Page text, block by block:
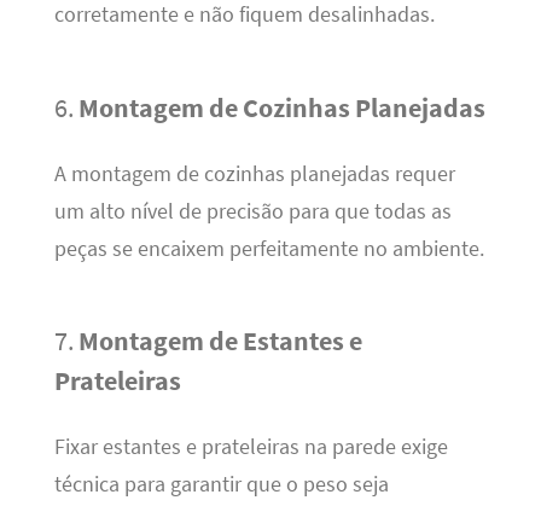
corretamente e não fiquem desalinhadas.
6. Montagem de Cozinhas Planejadas
A montagem de cozinhas planejadas requer
um alto nível de precisão para que todas as
peças se encaixem perfeitamente no ambiente.
7. Montagem de Estantes e
Prateleiras
Fixar estantes e prateleiras na parede exige
técnica para garantir que o peso seja